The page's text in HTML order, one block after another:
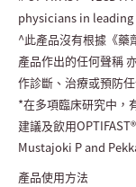
physicians in
^此產品沒有根據《藥
產品作出的任何聲稱
作診斷、治療或預防
*在多項臨床研究中，
建議及飲用
Mustajoki P and
產品使用方法